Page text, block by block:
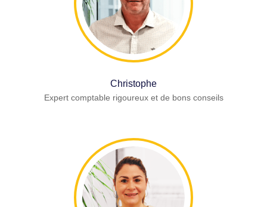
Christophe
Expert comptable rigoureux et de bons conseils